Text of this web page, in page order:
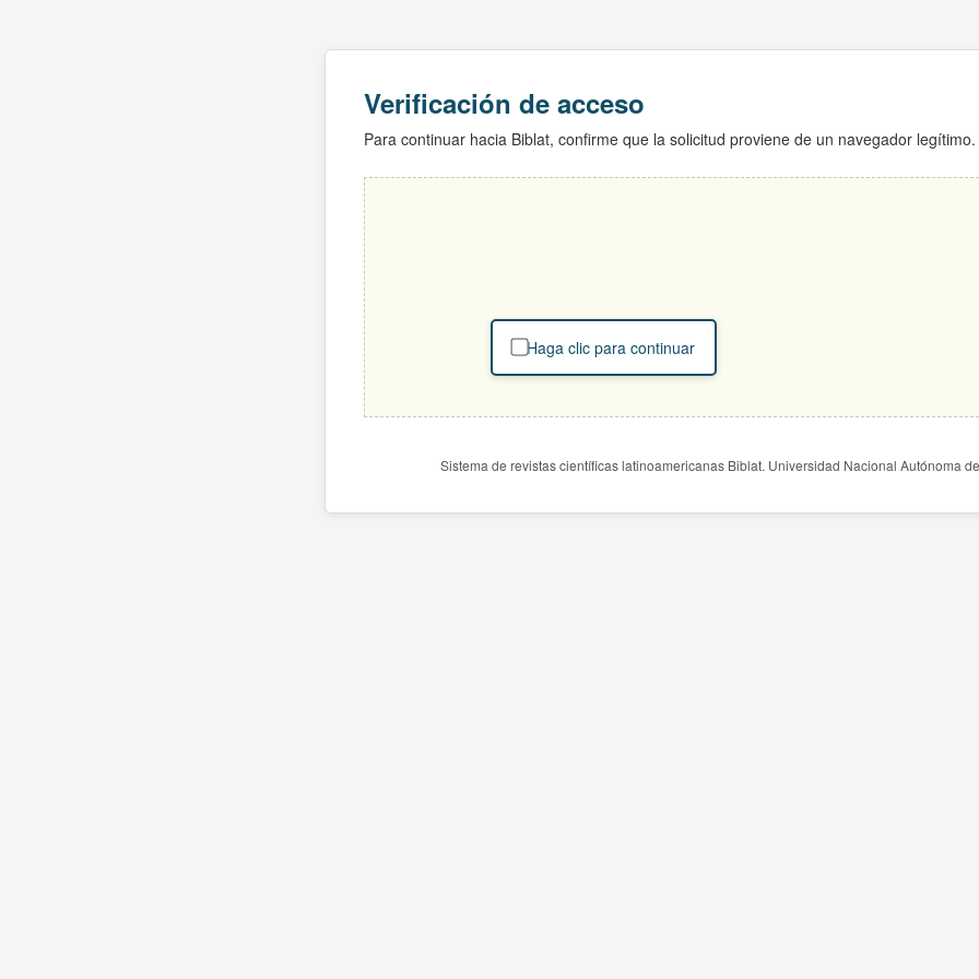
Verificación de acceso
Para continuar hacia Biblat, confirme que la solicitud proviene de un navegador legítimo.
Haga clic para continuar
Sistema de revistas científicas latinoamericanas Biblat. Universidad Nacional Autónoma